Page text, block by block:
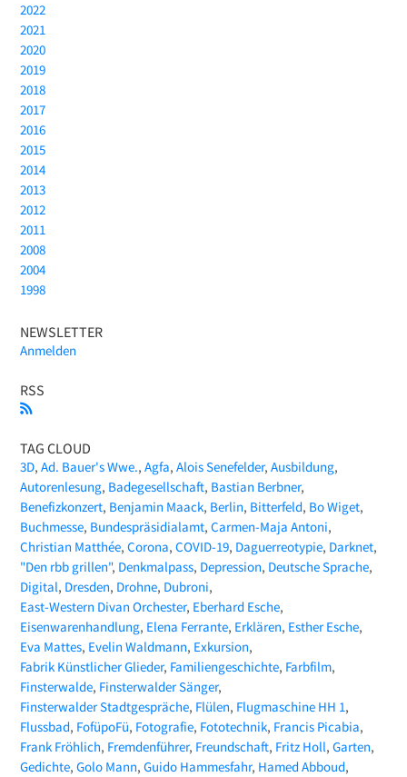
2022
2021
2020
2019
2018
2017
2016
2015
2014
2013
2012
2011
2008
2004
1998
NEWSLETTER
Anmelden
RSS
TAG CLOUD
3D Ad. Bauer's Wwe. Agfa Alois Senefelder Ausbildung
Autorenlesung Badegesellschaft Bastian Berbner
Benefizkonzert Benjamin Maack Berlin Bitterfeld Bo Wiget
Buchmesse Bundespräsidialamt Carmen-Maja Antoni
Christian Matthée Corona COVID-19 Daguerreotypie Darknet
"Den rbb grillen" Denkmalpass Depression Deutsche Sprache
Digital Dresden Drohne Dubroni
East-Western Divan Orchester Eberhard Esche
Eisenwarenhandlung Elena Ferrante Erklären Esther Esche
Eva Mattes Evelin Waldmann Exkursion
Fabrik Künstlicher Glieder Familiengeschichte Farbfilm
Finsterwalde Finsterwalder Sänger
Finsterwalder Stadtgespräche Flülen Flugmaschine HH 1
Flussbad FofüpoFü Fotografie Fototechnik Francis Picabia
Frank Fröhlich Fremdenführer Freundschaft Fritz Holl Garten
Gedichte Golo Mann Guido Hammesfahr Hamed Abboud